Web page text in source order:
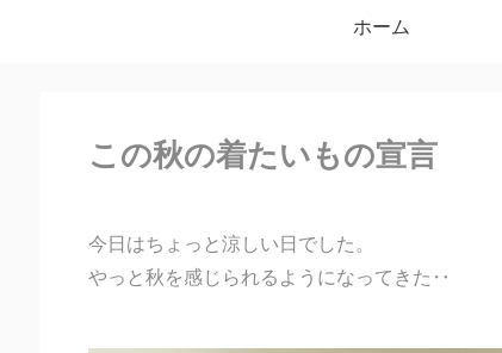
ホーム
この秋の着たいもの宣言
今日はちょっと涼しい日でした。
やっと秋を感じられるようになってきた‥